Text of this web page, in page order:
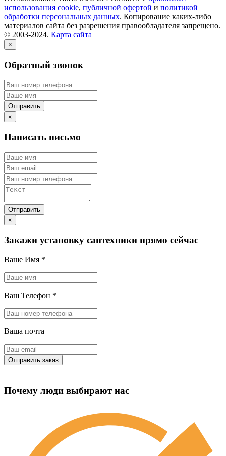
использования cookie, публичной офертой и политикой
обработки персональных данных. Копирование каких-либо
материалов сайта без разрешения правообладателя запрещено.
© 2003-2024. Карта сайта
×
Обратный звонок
×
Написать письмо
×
Закажи установку сантехники прямо сейчас
Ваше Имя *
Ваш Телефон *
Ваша почта
Почему люди выбирают нас